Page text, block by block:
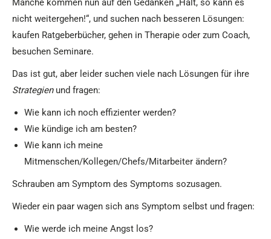
Manche kommen nun auf den Gedanken „Halt, so kann es
nicht weitergehen!“, und suchen nach besseren Lösungen:
kaufen Ratgeberbücher, gehen in Therapie oder zum Coach,
besuchen Seminare.
Das ist gut, aber leider suchen viele nach Lösungen für ihre
Strategienund fragen:
Wie kann ich noch effizienter werden?
Wie kündige ich am besten?
Wie kann ich meine
Mitmenschen/Kollegen/Chefs/Mitarbeiter ändern?
Schrauben am Symptom des Symptoms sozusagen.
Wieder ein paar wagen sich ans Symptom selbst und fragen:
Wie werde ich meine Angst los?